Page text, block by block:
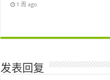
1 周 ago
发表回复